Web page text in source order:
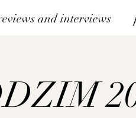
and interviews